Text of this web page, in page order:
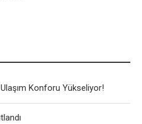
Konforu Yükseliyor!